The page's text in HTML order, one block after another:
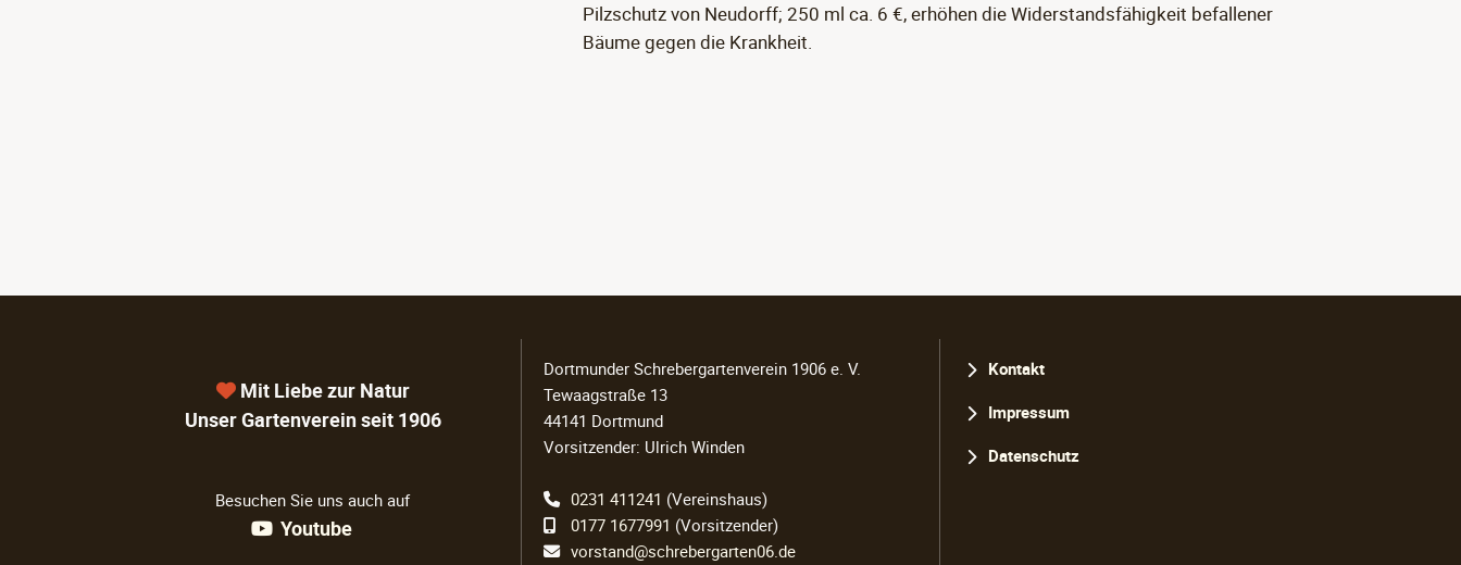
Pilzschutz von Neudorff; 250 ml ca. 6 €, erhöhen die Widerstandsfähigkeit befallener
Bäume gegen die Krankheit.
Mit Liebe zur Natur
Unser Gartenverein seit 1906
Besuchen Sie uns auch auf
Youtube
Dortmunder Schrebergartenverein 1906 e. V.
Tewaagstraße 13
44141 Dortmund
Vorsitzender: Ulrich Winden
0231 411241 (Vereinshaus)
0177 1677991 (Vorsitzender)
vorstand@schrebergarten06.de
überspringen
Kontakt
Impressum
Datenschutz